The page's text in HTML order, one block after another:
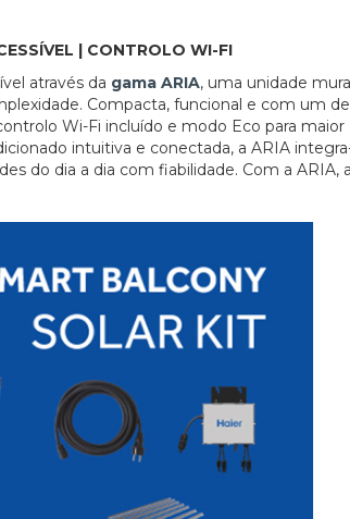
| CONTROLO WI-FI
através da gama ARIA, uma unidade
Compacta, funcional e com um
Wi-Fi incluído e modo Eco para maior
intuitiva e conectada, a ARIA
do dia a dia com fiabilidade. Com a ARIA,